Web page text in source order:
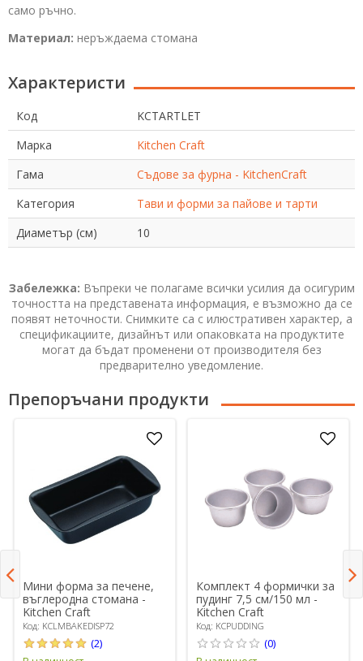
само ръчно.
Материал: неръждаема стомана
Характеристи
Код
KCTARTLET
Марка
Kitchen Craft
Гама
Съдове за фурна - KitchenCraft
Категория
Тави и форми за пайове и тарти
Диаметър (см)
10
Забележка: Въпреки че полагаме всички усилия да осигурим
точността на представената информация, е възможно да се
появят неточности. Снимките са с илюстративен характер, а
спецификациите, дизайнът или опаковката на продуктите
могат да бъдат променени от производителя без
предварително уведомление.
Препоръчани продукти
Мини форма за печене,
въглеродна стомана -
Kitchen Craft
Код: KCLMBAKEDISP72
(2)
Комплект 4 формички за
пудинг 7,5 см/150 мл -
Kitchen Craft
Код: KCPUDDING
(0)